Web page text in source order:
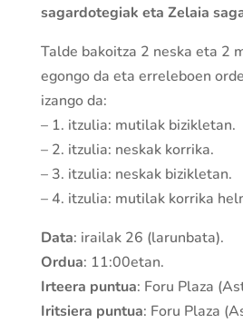
sagardotegiak eta Zelaia
Talde bakoitza 2 neska eta 2
egongo da eta erreleboen
izango da:
– 1. itzulia: mutilak bizikletan.
– 2. itzulia: neskak korrika.
– 3. itzulia: neskak bizikletan.
– 4. itzulia: mutilak korrika
Data: irailak 26 (larunbata).
Ordua: 11:00etan.
Irteera puntua: Foru Plaza
Iritsiera puntua: Foru Plaza